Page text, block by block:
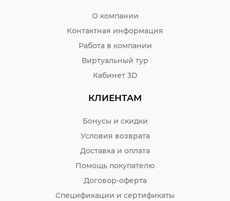
О компании
Контактная информация
Работа в компании
Виртуальный тур
Кабинет 3D
КЛИЕНТАМ
Бонусы и скидки
Условия возврата
Доставка и оплата
Помощь покупателю
Договор-оферта
Спецификации и сертификаты